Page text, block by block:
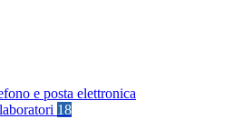
e posta elettronica
18